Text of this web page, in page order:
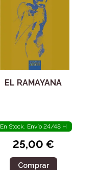
EL RAMAYANA
En Stock. Envío 24/48 H
25,00 €
Comprar